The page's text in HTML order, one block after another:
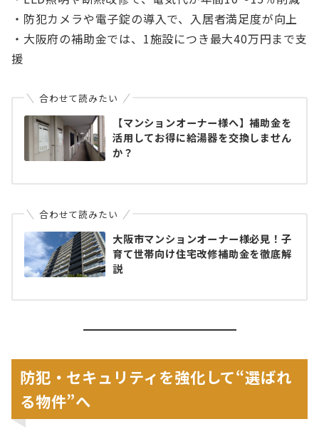
・防犯カメラや電子錠の導入で、入居者満足度が向上
・大阪府の補助金では、1施設につき最大40万円まで支
援
合わせて読みたい
【マンションオーナー様へ】補助金を
活用してお得に給湯器を交換しません
か？
合わせて読みたい
大阪市マンションオーナー様必見！子
育て世帯向け住宅改修補助金を徹底解
説
防犯・セキュリティを強化して“選ばれ
る物件”へ